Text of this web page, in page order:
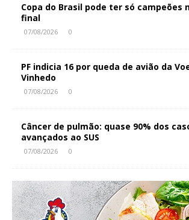
Copa do Brasil pode ter só campeões
final
07/08/2026 0
PF indicia 16 por queda de avião da
Vinhedo
07/08/2026 0
Câncer de pulmão: quase 90% dos
avançados ao SUS
07/08/2026 0